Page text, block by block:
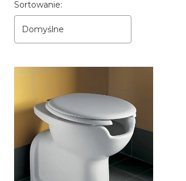
Lista produktów
Sortowanie:
Domyślne